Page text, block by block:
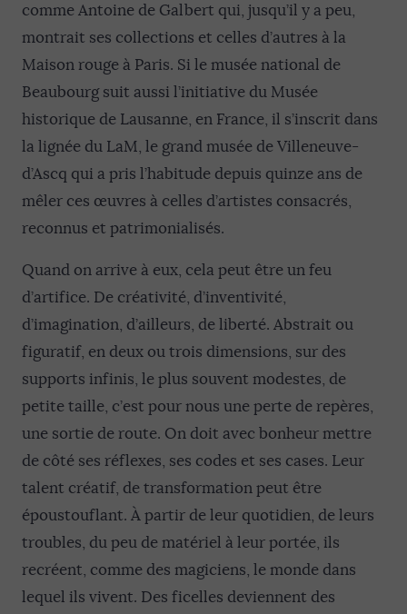
comme Antoine de Galbert qui, jusqu’il y a peu,
montrait ses collections et celles d’autres à la
Maison rouge à Paris. Si le musée national de
Beaubourg suit aussi l’initiative du Musée
historique de Lausanne, en France, il s’inscrit dans
la lignée du LaM, le grand musée de Villeneuve-
d’Ascq qui a pris l’habitude depuis quinze ans de
mêler ces œuvres à celles d’artistes consacrés,
reconnus et patrimonialisés.
Quand on arrive à eux, cela peut être un feu
d’artifice. De créativité, d’inventivité,
d’imagination, d’ailleurs, de liberté. Abstrait ou
figuratif, en deux ou trois dimensions, sur des
supports infinis, le plus souvent modestes, de
petite taille, c’est pour nous une perte de repères,
une sortie de route. On doit avec bonheur mettre
de côté ses réflexes, ses codes et ses cases. Leur
talent créatif, de transformation peut être
époustouflant. À partir de leur quotidien, de leurs
troubles, du peu de matériel à leur portée, ils
recréent, comme des magiciens, le monde dans
lequel ils vivent. Des ficelles deviennent des